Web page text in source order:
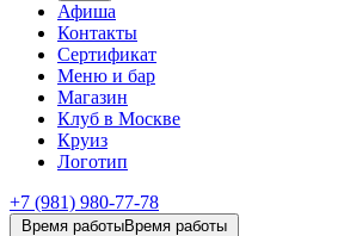
Афиша
Контакты
Сертификат
Меню и бар
Магазин
Клуб в Москве
Круиз
Логотип
+7 (981) 980-77-78
Время работыВремя работы